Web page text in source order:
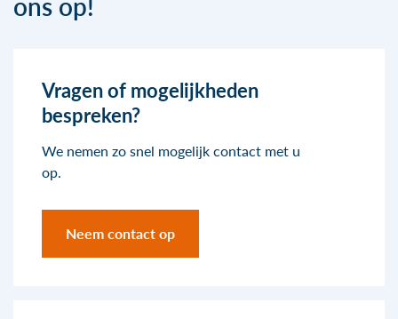
Vragen of mogelijkheden
bespreken?
We nemen zo snel mogelijk contact met u
op.
Neem contact op